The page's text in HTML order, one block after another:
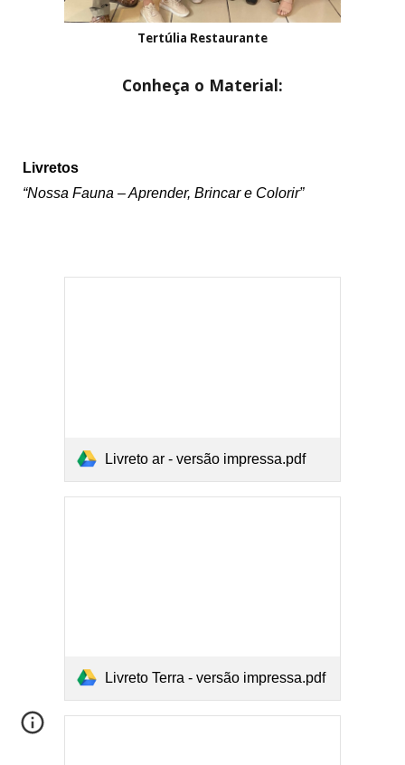
Tertúlia Restaurante
Conheça o Material:
Livretos
“Nossa Fauna – Aprender, Brincar e Colorir”
Livreto ar - versão impressa.pdf
Livreto Terra - versão impressa.pdf